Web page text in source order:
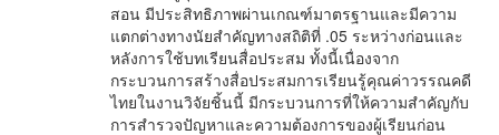
สอน มีประสิทธิภาพผ่านเกณฑ์มาตรฐานและมีความ
แตกต่างทางนัยสำคัญทางสถิติที่ .05 ระหว่างก่อนและ
หลังการใช้บทเรียนสื่อประสม ทั้งนี้เนื่องจาก
กระบวนการสร้างสื่อประสมการเรียนรู้คุณค่าวรรณคดี
ไทยในงานวิจัยชิ้นนี้ มีกระบวนการที่ให้ความสำคัญกับ
การสำรวจปัญหาและความต้องการของผู้เรียนก่อน